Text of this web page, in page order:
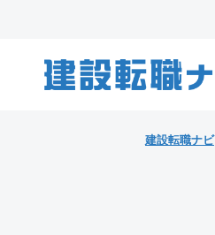
建設転職ナビ